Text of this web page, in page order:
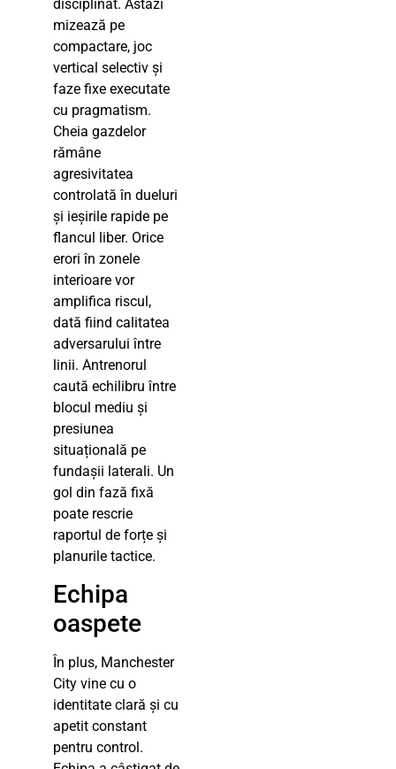
disciplinat. Astăzi
mizează pe
compactare, joc
vertical selectiv și
faze fixe executate
cu pragmatism.
Cheia gazdelor
rămâne
agresivitatea
controlată în dueluri
și ieșirile rapide pe
flancul liber. Orice
erori în zonele
interioare vor
amplifica riscul,
dată fiind calitatea
adversarului între
linii. Antrenorul
caută echilibru între
blocul mediu și
presiunea
situațională pe
fundașii laterali. Un
gol din fază fixă
poate rescrie
raportul de forțe și
planurile tactice.
Echipa
oaspete
În plus, Manchester
City vine cu o
identitate clară și cu
apetit constant
pentru control.